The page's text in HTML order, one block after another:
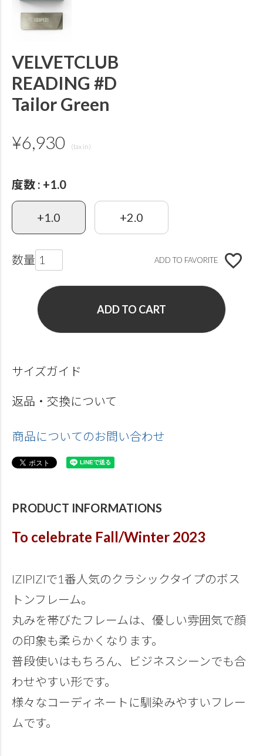
VELVETCLUB
READING #D
Tailor Green
¥6,930
度数 +1.0
+1.0 +2.0
ADD TO FAVORITE
ADD TO CART
サイズガイド
返品・交換について
商品についてのお問い合わせ
PRODUCT INFORMATIONS
To celebrate Fall/Winter 2023
IZIPIZIで1番人気のクラシックタイプのボス
トンフレーム。
丸みを帯びたフレームは、優しい雰囲気で顔
の印象も柔らかくなります。
普段使いはもちろん、ビジネスシーンでも合
わせやすい形です。
様々なコーディネートに馴染みやすいフレー
ムです。